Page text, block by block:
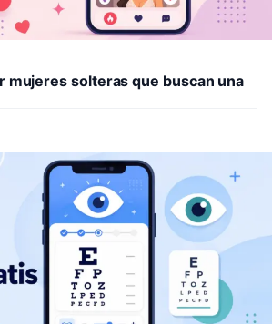
mujeres solteras que buscan una